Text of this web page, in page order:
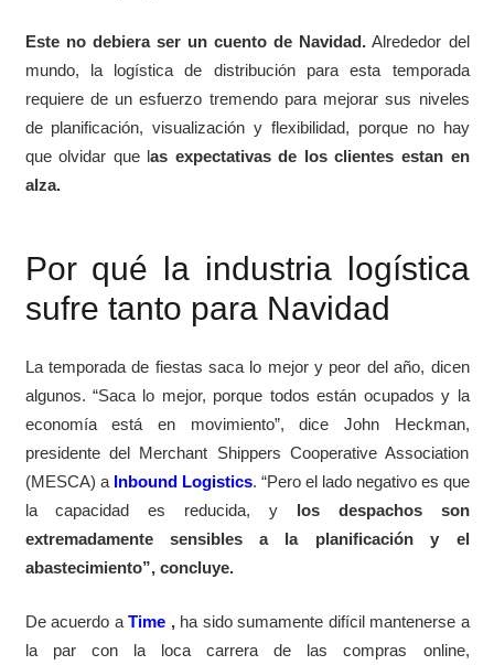
Este no debiera ser un cuento de Navidad. Alrededor del
mundo, la logística de distribución para esta temporada
requiere de un esfuerzo tremendo para mejorar sus niveles
de planificación, visualización y flexibilidad, porque no hay
que olvidar que las expectativas de los clientes estan en
alza.
Por qué la industria logística
sufre tanto para Navidad
La temporada de fiestas saca lo mejor y peor del año, dicen
algunos. “Saca lo mejor, porque todos están ocupados y la
economía está en movimiento”, dice John Heckman,
presidente del Merchant Shippers Cooperative Association
(MESCA) a Inbound Logistics. “Pero el lado negativo es que
la capacidad es reducida, y los despachos son
extremadamente sensibles a la planificación y el
abastecimiento”, concluye.
De acuerdo a Time ,ha sido sumamente difícil mantenerse a
la par con la loca carrera de las compras online,